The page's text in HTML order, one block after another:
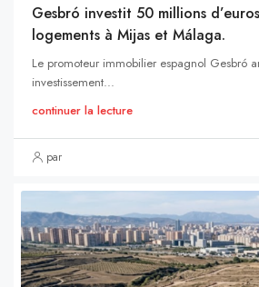
Gesbró investit 50 millions
logements à Mijas et Málaga.
Le promoteur immobilier espagnol Gesbró
investissement...
continuer la lecture
par